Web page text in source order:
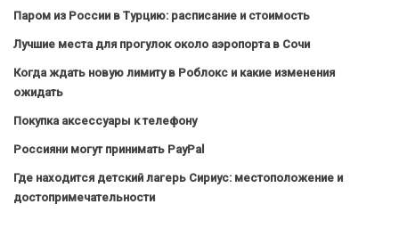
Паром из России в Турцию: расписание и стоимость
Лучшие места для прогулок около аэропорта в Сочи
Когда ждать новую лимиту в Роблокс и какие изменения
ожидать
Покупка аксессуары к телефону
Россияни могут принимать PayPal
Где находится детский лагерь Сириус: местоположение и
достопримечательности